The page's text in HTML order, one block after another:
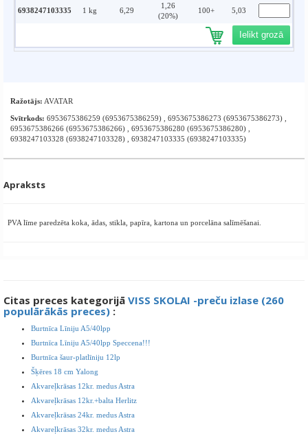
6938247103335 1 kg 6,29
1,26
(20%)
100+ 5,03
Ielikt grozā
Ražotājs: AVATAR
Svītrkods: 6953675386259 (6953675386259) , 6953675386273 (6953675386273) ,
6953675386266 (6953675386266) , 6953675386280 (6953675386280) ,
6938247103328 (6938247103328) , 6938247103335 (6938247103335)
Apraksts
PVA līme paredzēta koka, ādas, stikla, papīra, kartona un porcelāna salīmēšanai.
Citas preces kategorijā VISS SKOLAI -preču izlase (260
populārākās preces) :
Burtnīca Līniju A5/40lpp
Burtnīca Līniju A5/40lpp Speccena!!!
Burtnīca šaur-platlīniju 12lp
Šķēres 18 cm Yalong
Akvareļkrāsas 12kr. medus Astra
Akvareļkrāsas 12kr.+balta Herlitz
Akvareļkrāsas 24kr. medus Astra
Akvareļkrāsas 32kr. medus Astra